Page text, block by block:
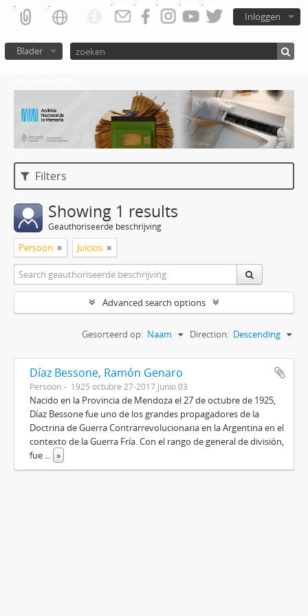
Inloggen
Blader
Filters
Showing 1 results
Geauthoriseerde beschrijving
Persoon Juicios
Advanced search options
Gesorteerd op: Naam Direction: Descending
Díaz Bessone, Ramón Genaro
Persoon 1925 octubre 27-2017 junio 03
Nacido en la Provincia de Mendoza el 27 de octubre de 1925,
Díaz Bessone fue uno de los grandes propagadores de la
Doctrina de Guerra Contrarrevolucionaria en la Argentina en el
contexto de la Guerra Fría. Con el rango de general de división,
fue ... »